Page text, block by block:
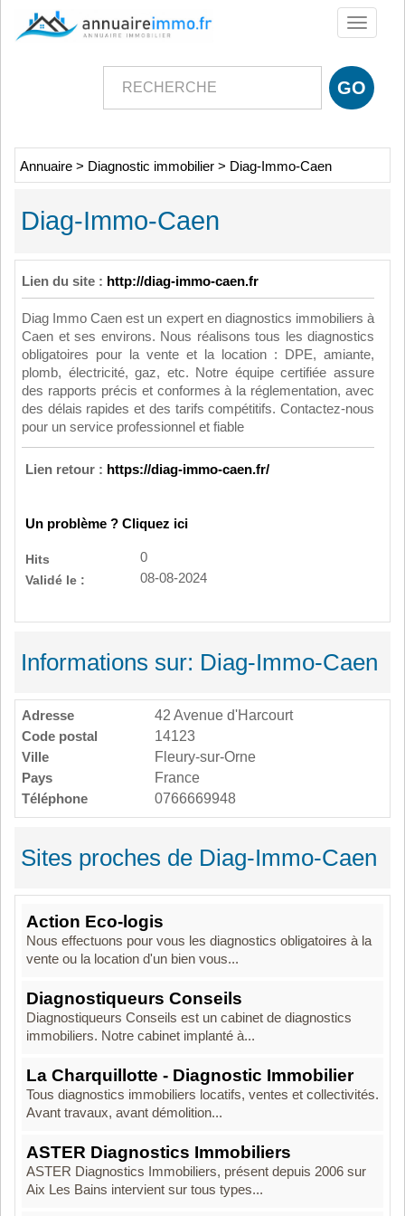
Toggle
Annuaire > Diagnostic immobilier > Diag-Immo-Caen
Diag-Immo-Caen
Lien du site : http://diag-immo-caen.fr
Diag Immo Caen est un expert en diagnostics immobiliers à
Caen et ses environs. Nous réalisons tous les diagnostics
obligatoires pour la vente et la location : DPE, amiante,
plomb, électricité, gaz, etc. Notre équipe certifiée assure
des rapports précis et conformes à la réglementation, avec
des délais rapides et des tarifs compétitifs. Contactez-nous
pour un service professionnel et fiable
Lien retour : https://diag-immo-caen.fr/
Un problème ? Cliquez ici
Hits
0
Validé le :
08-08-2024
Informations sur: Diag-Immo-Caen
Adresse
42 Avenue d'Harcourt
Code postal
14123
Ville
Fleury-sur-Orne
Pays
France
Téléphone
0766669948
Sites proches de Diag-Immo-Caen
Action Eco-logis
Nous effectuons pour vous les diagnostics obligatoires à la
vente ou la location d'un bien vous...
Diagnostiqueurs Conseils
Diagnostiqueurs Conseils est un cabinet de diagnostics
immobiliers. Notre cabinet implanté à...
La Charquillotte - Diagnostic Immobilier
Tous diagnostics immobiliers locatifs, ventes et collectivités.
Avant travaux, avant démolition...
ASTER Diagnostics Immobiliers
ASTER Diagnostics Immobiliers, présent depuis 2006 sur
Aix Les Bains intervient sur tous types...